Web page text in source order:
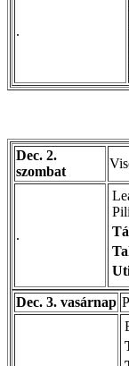
.
Dec. 2.
szombat
.
Dec. 3. vasárnap